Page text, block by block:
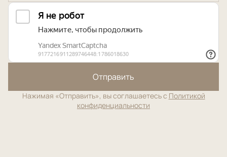
Отправить
Нажимая «Отправить», вы соглашаетесь с Политикой
конфиденциальности